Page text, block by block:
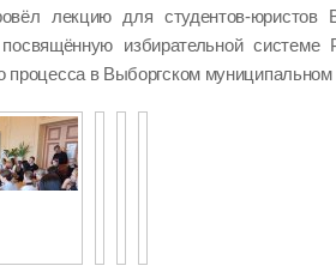
лекцию для студентов-юристов
избирательной системе
процесса в Выборгском